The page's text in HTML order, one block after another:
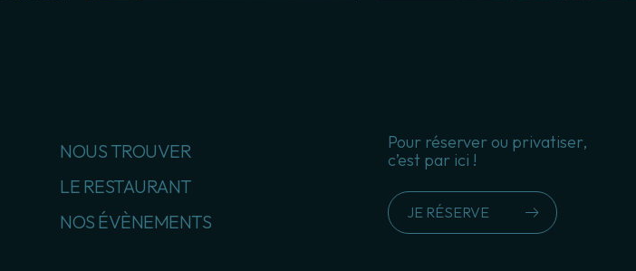
Pour réserver ou privatiser,
c’est par ici !
JE RÉSERVE
NOUS TROUVER
LE RESTAURANT
NOS ÉVÈNEMENTS